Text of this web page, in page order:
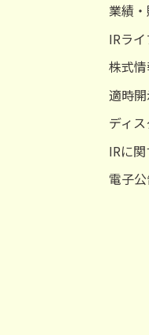
業績
IRラ
株式
適時
ディ
IRに
電子